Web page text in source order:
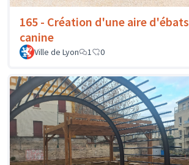
165 - Création d'une aire d'ébats
canine
Ville de Lyon 1 0